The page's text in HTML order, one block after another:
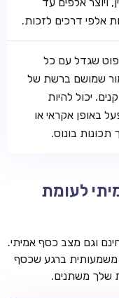
אלפי דרכים לזכות.
שגדל עם כל
שמושם ברשת של
יכול להיות
באופן אקראי או
תכונות בונוס.
לעומת
וגם מצב כסף אמיתי.
משמעותית ברגע שכסף
שלך משתנים.